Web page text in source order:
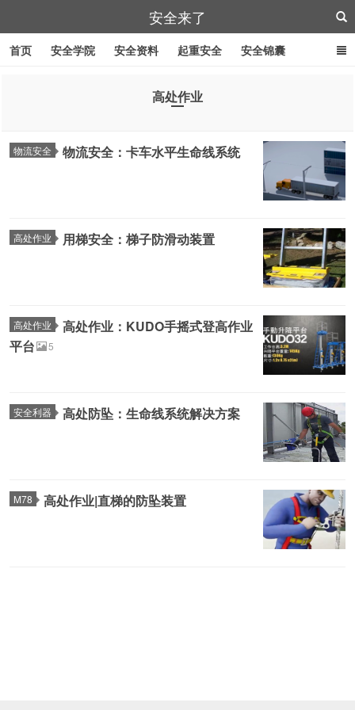
安全来了
首页 安全学院 安全资料 起重安全 安全锦囊
高处作业
物流安全 物流安全：卡车水平生命线系统
高处作业 用梯安全：梯子防滑动装置
高处作业
高处作业：KUDO手摇式登高作业
平台
5
安全利器 高处防坠：生命线系统解决方案
M78 高处作业|直梯的防坠装置